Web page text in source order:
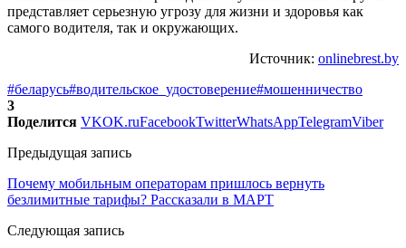
представляет серьезную угрозу для жизни и здоровья как
самого водителя, так и окружающих.
Источник: onlinebrest.by
#беларусь#водительское_удостоверение#мошенничество
3
Поделится VKOK.ruFacebookTwitterWhatsAppTelegramViber
Предыдущая запись
Почему мобильным операторам пришлось вернуть
безлимитные тарифы? Рассказали в МАРТ
Следующая запись